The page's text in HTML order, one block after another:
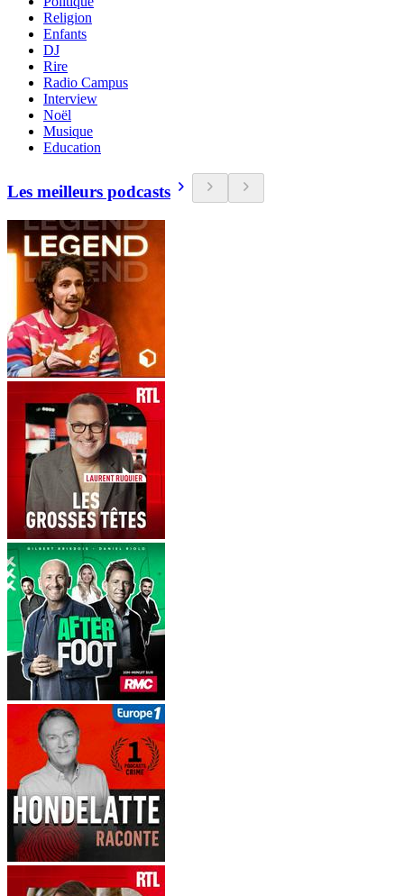
Religion
Enfants
DJ
Rire
Radio Campus
Interview
Noël
Musique
Education
Les meilleurs podcasts